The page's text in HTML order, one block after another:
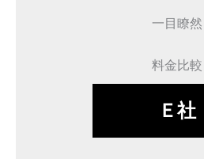
一目瞭然
料金比較
Ｅ社